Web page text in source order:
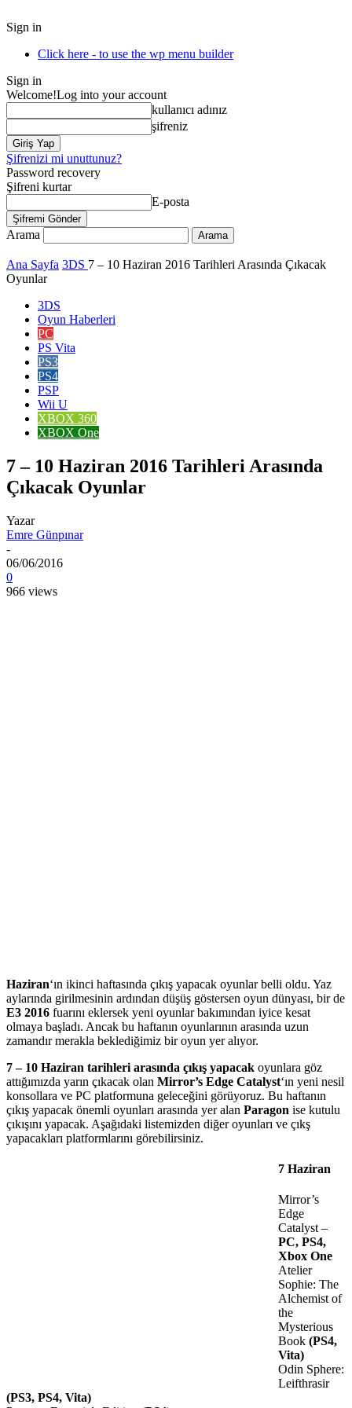
Sign in
Click here - to use the wp menu builder
Sign in
Welcome!Log into your account
kullanıcı adınız
şifreniz
Şifrenizi mi unuttunuz?
Password recovery
Şifreni kurtar
E-posta
Arama
Ana Sayfa 3DS 7 – 10 Haziran 2016 Tarihleri Arasında Çıkacak
Oyunlar
3DS
Oyun Haberleri
PC
PS Vita
PS3
PS4
PSP
Wii U
XBOX 360
XBOX One
7 – 10 Haziran 2016 Tarihleri Arasında
Çıkacak Oyunlar
Yazar
Emre Günpınar
-
06/06/2016
0
966 views
Haziran‘ın ikinci haftasında çıkış yapacak oyunlar belli oldu. Yaz
aylarında girilmesinin ardından düşüş göstersen oyun dünyası, bir de
E3 2016 fuarını eklersek yeni oyunlar bakımından iyice kesat
olmaya başladı. Ancak bu haftanın oyunlarının arasında uzun
zamandır merakla beklediğimiz bir oyun yer alıyor.
7 – 10 Haziran tarihleri arasında çıkış yapacak oyunlara göz
attığımızda yarın çıkacak olan Mirror’s Edge Catalyst‘ın yeni nesil
konsollara ve PC platformuna geleceğini görüyoruz. Bu haftanın
çıkış yapacak önemli oyunları arasında yer alan Paragon ise kutulu
çıkışını yapacak. Aşağıdaki listemizden diğer oyunları ve çıkş
yapacakları platformlarını görebilirsiniz.
7 Haziran
Mirror’s
Edge
Catalyst –
PC, PS4,
Xbox One
Atelier
Sophie: The
Alchemist of
the
Mysterious
Book (PS4,
Vita)
Odin Sphere:
Leifthrasir
(PS3, PS4, Vita)